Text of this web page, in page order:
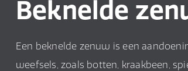
Beknelde
Een beknelde zenuw is een
weefsels, zoals botten, kraakbeen,